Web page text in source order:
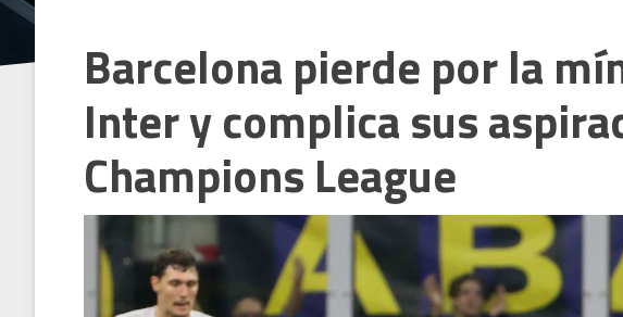
Barcelona pierde por la
Inter y complica sus
Champions League